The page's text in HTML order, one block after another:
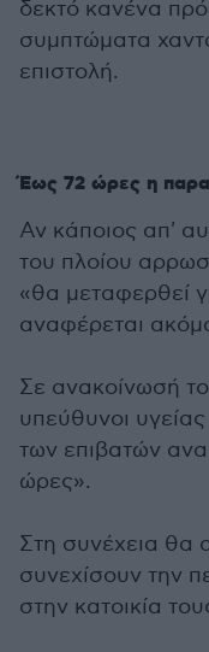
δεκτό κανένα
συμπτώματα
επιστολή.
Έως 72 ώρες η
Αν κάποιος απ'
του πλοίου
«θα μεταφερθεί
αναφέρεται
Σε ανακοίνωσή
υπεύθυνοι
των επιβατών
ώρες».
Στη συνέχεια θα
συνεχίσουν την
στην κατοικία